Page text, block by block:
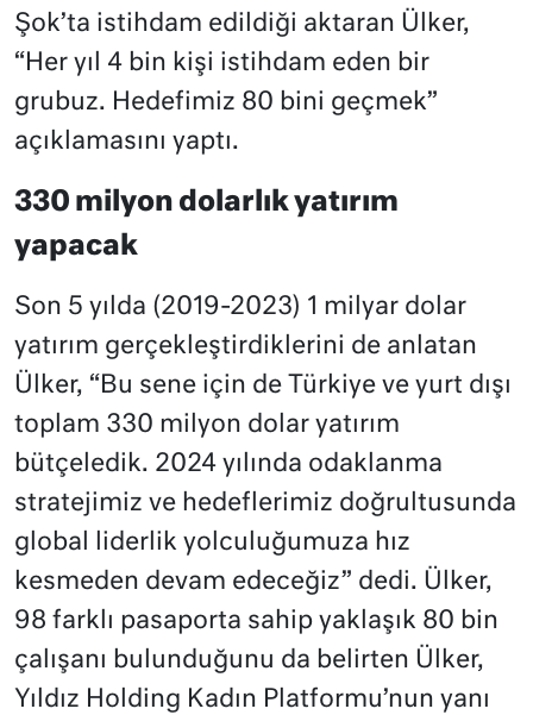
Şok’ta istihdam edildiği aktaran Ülker,
“Her yıl 4 bin kişi istihdam eden bir
grubuz. Hedefimiz 80 bini geçmek”
açıklamasını yaptı.
330 milyon dolarlık yatırım
yapacak
Son 5 yılda (2019-2023) 1 milyar dolar
yatırım gerçekleştirdiklerini de anlatan
Ülker, “Bu sene için de Türkiye ve yurt dışı
toplam 330 milyon dolar yatırım
bütçeledik. 2024 yılında odaklanma
stratejimiz ve hedeflerimiz doğrultusunda
global liderlik yolculuğumuza hız
kesmeden devam edeceğiz” dedi. Ülker,
98 farklı pasaporta sahip yaklaşık 80 bin
çalışanı bulunduğunu da belirten Ülker,
Yıldız Holding Kadın Platformu’nun yanı